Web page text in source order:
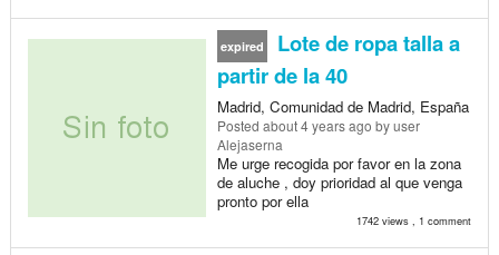
expired
Lote de ropa talla a
partir de la 40
Madrid, Comunidad de Madrid, España
Posted about 4 years ago by user
Alejaserna
Me urge recogida por favor en la zona
de aluche , doy prioridad al que venga
pronto por ella
1742 views , 1 comment